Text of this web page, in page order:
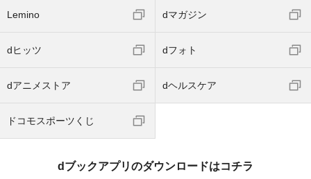
Lemino dマガジン
dヒッツ dフォト
dアニメストア dヘルスケア
ドコモスポーツくじ
dブックアプリのダウンロードはコチラ